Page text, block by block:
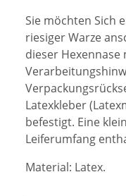
Sie möchten Sich
riesiger Warze
dieser Hexennase
Latexkleber
befestigt. Eine
Leiferumfang
Material: Latex.